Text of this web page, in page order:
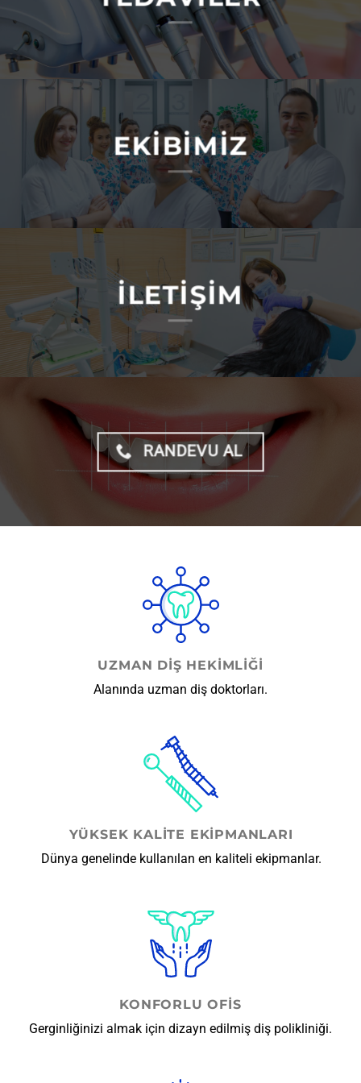
EKİBİMİZ
İLETİŞİM
RANDEVU AL
UZMAN DIŞ HEKIMLIĞI
Alanında uzman diş doktorları.
YÜKSEK KALITE EKIPMANLARI
Dünya genelinde kullanılan en kaliteli ekipmanlar.
KONFORLU OFIS
Gerginliğinizi almak için dizayn edilmiş diş polikliniği.